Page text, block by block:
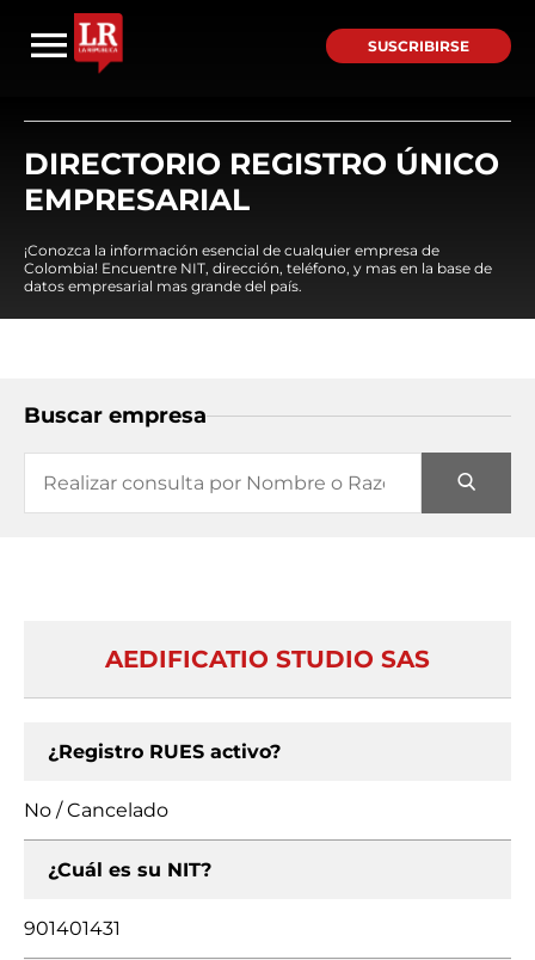
SUSCRIBIRSE
DIRECTORIO REGISTRO ÚNICO
EMPRESARIAL
¡Conozca la información esencial de cualquier empresa de
Colombia! Encuentre NIT, dirección, teléfono, y mas en la base de
datos empresarial mas grande del país.
Buscar empresa
AEDIFICATIO STUDIO SAS
¿Registro RUES activo?
No / Cancelado
¿Cuál es su NIT?
901401431